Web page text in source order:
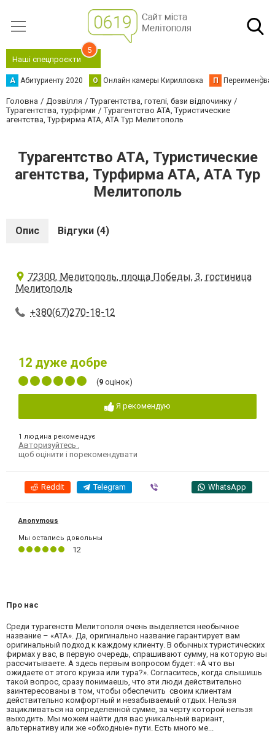
Наші спецпроєкти
5
А Абитуриенту 2020 О Онлайн камеры Кирилловка П
Головна Дозвілля
Турагентства, готелі, бази відпочинку
Турагентства, турфірми
Турагентство АТА, Туристические
агентства, Турфирма АТА, АТА Тур Мелитополь
Турагентство АТА, Туристические
агентства, Турфирма АТА, АТА Тур
Мелитополь
Опис Відгуки (4)
72300, Мелитополь, площа Победы, 3, гостиница
Мелитополь
+380(67)270-18-12
12 дуже добре
(9 оцінок)
Я рекомендую
1 людина рекомендує
Авторизуйтесь
щоб оцінити і порекомендувати
Reddit Telegram WhatsApp
Anonymous
Мы остались довольны
12
Про нас
Среди турагенств Мелитополя очень выделяется необычное
название – «АТА». Да, оригинально название гарантирует вам
оригинальный подход к каждому клиенту. В обычных туристических
фирмах у вас, в первую очередь, спрашивают сумму, на которую вы
рассчитываете. А здесь первым вопросом будет: «А что вы
ожидаете от этого круиза или тура?». Согласитесь, когда слышишь
такой вопрос, сразу понимаешь, что эти люди действительно
заинтересованы в том, чтобы обеспечить своим клиентам
действительно комфортный и незабываемый отдых. Нельзя
зацикливаться на определенной сумме, за черту которой нельзя
выходить. Мы можем найти для вас уникальный вариант,
альтернативу или же «обходные» пути. Есть много ме...